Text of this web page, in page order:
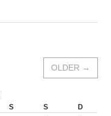
OLDER →
S S
D